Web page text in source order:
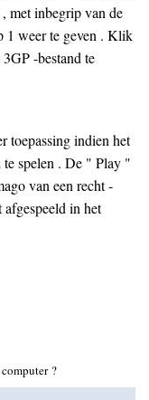
met inbegrip van de
1 weer te geven . Klik
-bestand te
toepassing indien het
te spelen . De " Play "
van een recht -
in het
?